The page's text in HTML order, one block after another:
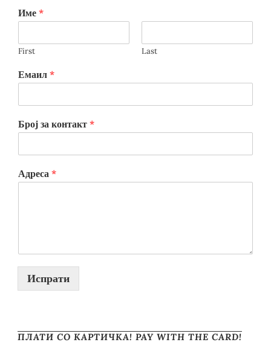
Име *
First Last
Емаил *
Број за контакт *
Адреса *
Испрати
ПЛАТИ СО КАРТИЧКА! PAY WITH THE CARD!